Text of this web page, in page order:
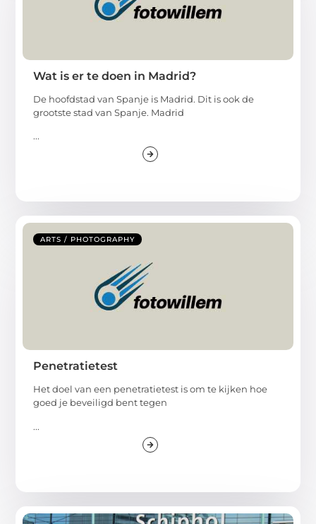
Wat is er te doen in Madrid?
De hoofdstad van Spanje is Madrid. Dit is ook de
grootste stad van Spanje. Madrid
...
ARTS / PHOTOGRAPHY
Penetratietest
Het doel van een penetratietest is om te kijken hoe
goed je beveiligd bent tegen
...